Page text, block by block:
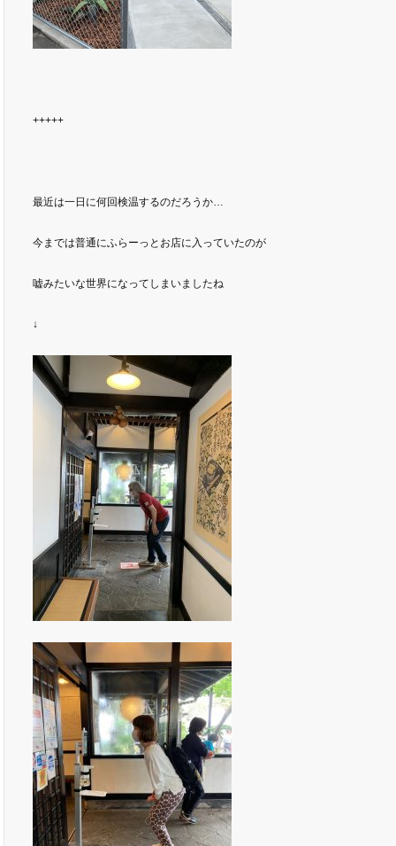
+++++
最近は一日に何回検温するのだろうか…
今までは普通にふらーっとお店に入っていたのが
嘘みたいな世界になってしまいましたね
↓